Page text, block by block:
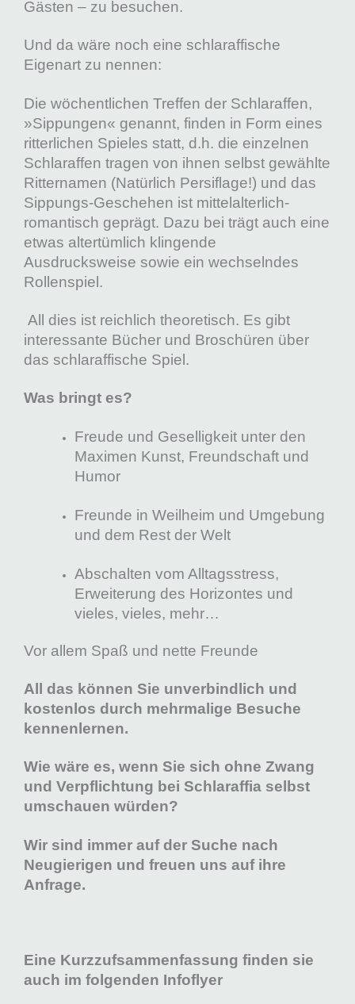
Gästen – zu besuchen.
Und da wäre noch eine schlaraffische
Eigenart zu nennen:
Die wöchentlichen Treffen der Schlaraffen,
»Sippungen« genannt, finden in Form eines
ritterlichen Spieles statt, d.h. die einzelnen
Schlaraffen tragen von ihnen selbst gewählte
Ritternamen (Natürlich Persiflage!) und das
Sippungs-Geschehen ist mittelalterlich-
romantisch geprägt. Dazu bei trägt auch eine
etwas altertümlich klingende
Ausdrucksweise sowie ein wechselndes
Rollenspiel.
All dies ist reichlich theoretisch. Es gibt
interessante Bücher und Broschüren über
das schlaraffische Spiel.
Was bringt es?
Freude und Geselligkeit unter den
Maximen Kunst, Freundschaft und
Humor
Freunde in Weilheim und Umgebung
und dem Rest der Welt
Abschalten vom Alltagsstress,
Erweiterung des Horizontes und
vieles, vieles, mehr…
Vor allem Spaß und nette Freunde
All das können Sie unverbindlich und
kostenlos durch mehrmalige Besuche
kennenlernen.
Wie wäre es, wenn Sie sich ohne Zwang
und Verpflichtung bei Schlaraffia selbst
umschauen würden?
Wir sind immer auf der Suche nach
Neugierigen und freuen uns auf ihre
Anfrage.
Eine Kurzzufsammenfassung finden sie
auch im folgenden Infoflyer